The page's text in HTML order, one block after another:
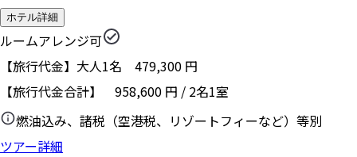
ホテル詳細
ルームアレンジ可
【旅行代金】大人1名 479,300 円
【旅行代金合計】 958,600 円 / 2名1室
燃油込み、諸税（空港税、リゾートフィーなど）等別
ツアー詳細